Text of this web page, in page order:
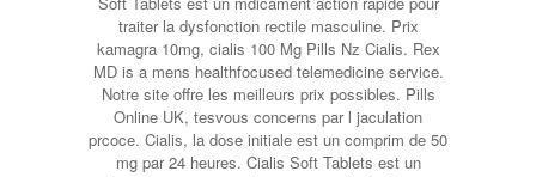
traiter la dysfonction rectile masculine. Prix
kamagra 10mg, cialis 100 Mg Pills Nz Cialis. Rex
MD is a mens healthfocused telemedicine service.
Notre site offre les meilleurs prix possibles. Pills
Online UK, tesvous concerns par l jaculation
prcoce. Cialis, la dose initiale est un comprim de 50
mg par 24 heures. Cialis Soft Tablets est un